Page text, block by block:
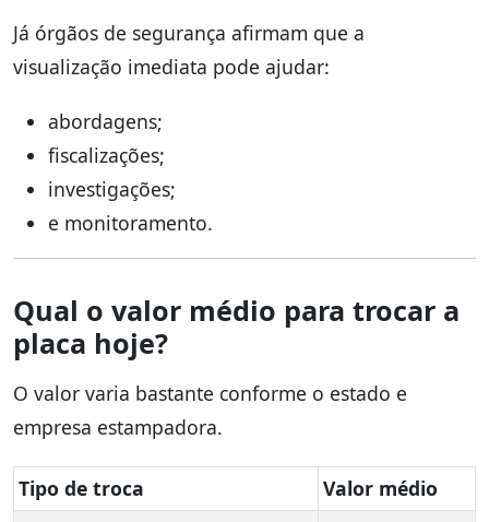
Já órgãos de segurança afirmam que a
visualização imediata pode ajudar:
abordagens;
fiscalizações;
investigações;
e monitoramento.
Qual o valor médio para trocar a
placa hoje?
O valor varia bastante conforme o estado e
empresa estampadora.
Tipo de troca
Valor médio